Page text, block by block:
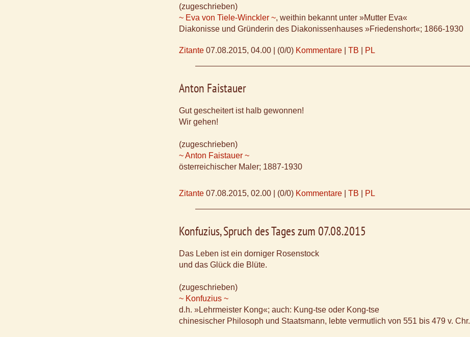
(zugeschrieben)
~ Eva von Tiele-Winckler ~, weithin bekannt unter »Mutter Eva«
Diakonisse und Gründerin des Diakonissenhauses »Friedenshort«; 1866-1930
Zitante 07.08.2015, 04.00 (0/0) Kommentare TB PL
Anton Faistauer
Gut gescheitert ist halb gewonnen!
Wir gehen!
(zugeschrieben)
~ Anton Faistauer ~
österreichischer Maler; 1887-1930
Zitante 07.08.2015, 02.00 (0/0) Kommentare TB PL
Konfuzius, Spruch des Tages zum 07.08.2015
Das Leben ist ein dorniger Rosenstock
und das Glück die Blüte.
(zugeschrieben)
~ Konfuzius ~
d.h. »Lehrmeister Kong«; auch: Kung-tse oder Kong-tse
chinesischer Philosoph und Staatsmann, lebte vermutlich von 551 bis 479 v. Chr.